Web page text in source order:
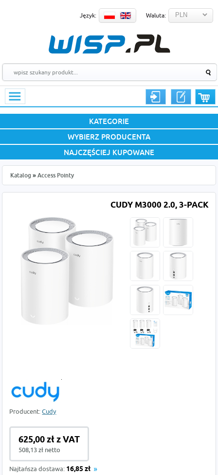
Język: Waluta:
KATEGORIE
WYBIERZ PRODUCENTA
NAJCZĘŚCIEJ KUPOWANE
Katalog » Access Pointy
CUDY M3000 2.0, 3-PACK
Producent:Cudy
625,00 zł z VAT
508,13 zł netto
Najtańsza dostawa: 16,85 zł